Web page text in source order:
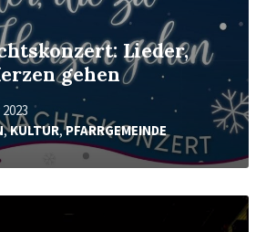
Lieder,
gehen
,KULTUR,PFARRGEMEINDE